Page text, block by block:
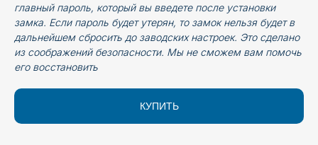
главный пароль, который вы введете после установки
замка. Если пароль будет утерян, то замок нельзя будет в
дальнейшем сбросить до заводских настроек. Это сделано
из соображений безопасности. Мы не сможем вам помочь
его восстановить
КУПИТЬ